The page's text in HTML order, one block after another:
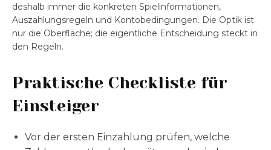
deshalb immer die konkreten Spielinformationen,
Auszahlungsregeln und Kontobedingungen. Die Optik ist
nur die Oberfläche; die eigentliche Entscheidung steckt in
den Regeln.
Praktische Checkliste für
Einsteiger
Vor der ersten Einzahlung prüfen, welche